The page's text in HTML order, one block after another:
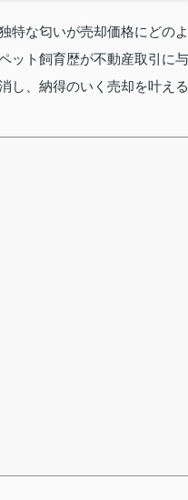
特な匂いが売却価格にどのよ
ット飼育歴が不動産取引に与
し、納得のいく売却を叶える